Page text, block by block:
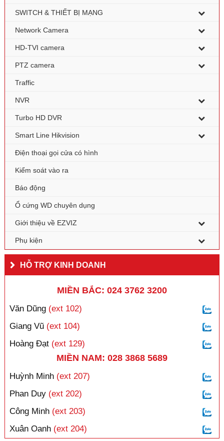
SWITCH & THIẾT BỊ MẠNG
Network Camera
HD-TVI camera
PTZ camera
Traffic
NVR
Turbo HD DVR
Smart Line Hikvision
Điện thoại gọi cửa có hình
Kiểm soát vào ra
Báo động
Ổ cứng WD chuyên dụng
Giới thiệu về EZVIZ
Phụ kiện
HỖ TRỢ KINH DOANH
MIỀN BẮC: 024 3762 3200
Văn Dũng (ext 102)
Giang Vũ (ext 104)
Hoàng Đạt (ext 129)
MIỀN NAM: 028 3868 5689
Huỳnh Minh (ext 207)
Phan Duy (ext 202)
Công Minh (ext 203)
Xuân Oanh (ext 204)